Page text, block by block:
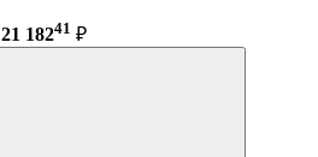
21 18241 ₽